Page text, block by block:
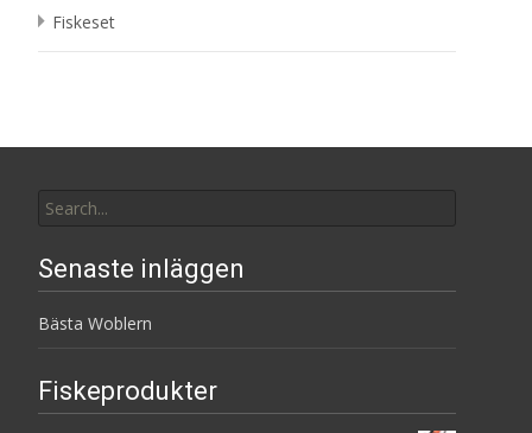
Fiskeset
for:
Senaste inläggen
Bästa Woblern
Fiskeprodukter